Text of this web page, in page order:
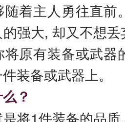
着主人勇往直前
的强大, 却又不想
原有装备或武器
装备或武器上。
？
将1件装备的品